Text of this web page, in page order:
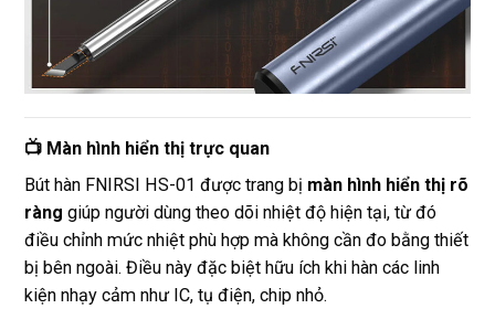
📺 Màn hình hiển thị trực quan
Bút hàn FNIRSI HS-01 được trang bị màn hình hiển thị rõ
ràng giúp người dùng theo dõi nhiệt độ hiện tại, từ đó
điều chỉnh mức nhiệt phù hợp mà không cần đo bằng thiết
bị bên ngoài. Điều này đặc biệt hữu ích khi hàn các linh
kiện nhạy cảm như IC, tụ điện, chip nhỏ.